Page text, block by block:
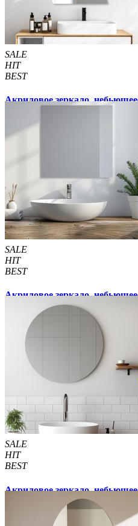
SALE
HIT
BEST
Акриловое зеркало,
300 грн
В закладки
SALE
HIT
BEST
Акриловое зеркало,
295х295х2мм (749)
260 грн
Купить В закладки
SALE
HIT
BEST
Акриловое зеркало,
330х330х2мм (750)